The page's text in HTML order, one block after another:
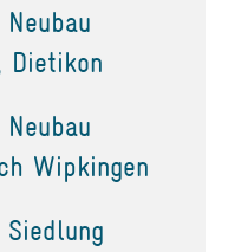
Dietikon
Wipkingen